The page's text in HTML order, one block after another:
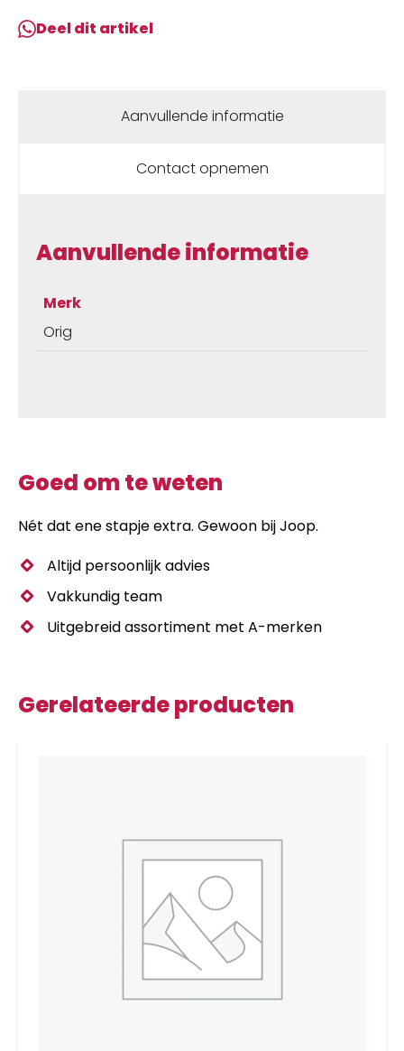
Deel dit artikel
Aanvullende informatie
Contact opnemen
Aanvullende informatie
Merk
Orig
Goed om te weten
Nét dat ene stapje extra. Gewoon bij Joop.
Altijd persoonlijk advies
Vakkundig team
Uitgebreid assortiment met A-merken
Gerelateerde producten